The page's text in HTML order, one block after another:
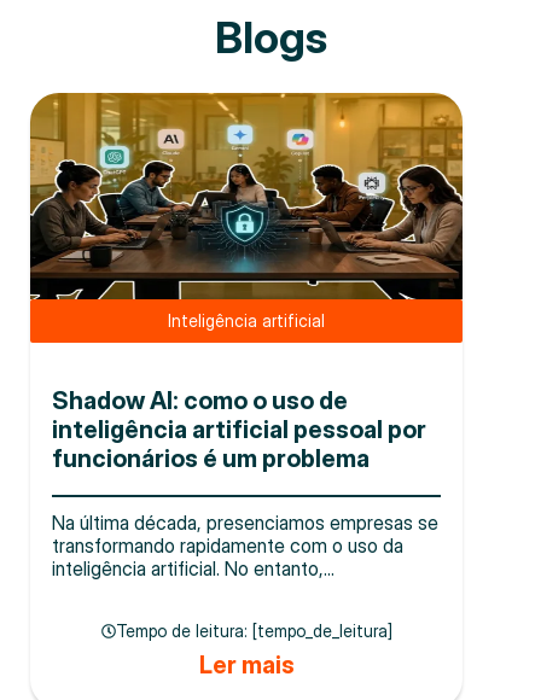
Blogs
Inteligência artificial
Shadow AI: como o uso de
inteligência artificial pessoal por
funcionários é um problema
Na última década, presenciamos empresas se
transformando rapidamente com o uso da
inteligência artificial. No entanto,...
Tempo de leitura: [tempo_de_leitura]
Ler mais